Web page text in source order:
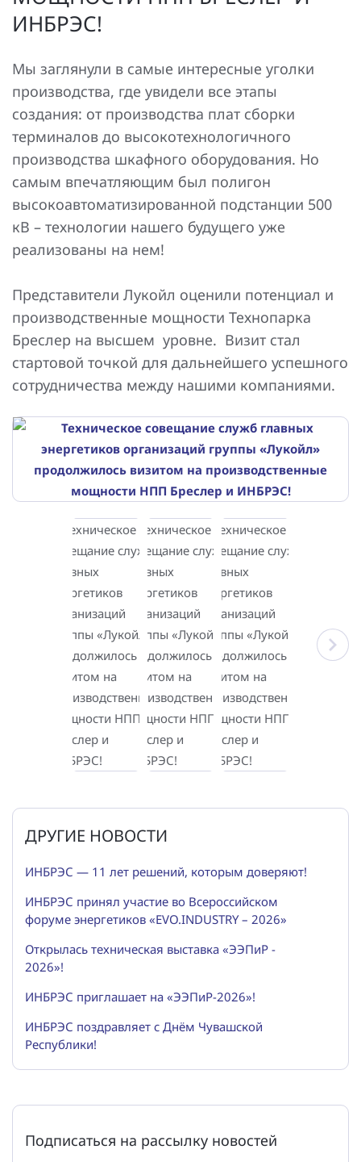
Повышение надежности электроснабжения
Шкафы РЗА 110-220 кВ
присоединений 6-35кВ
Сбор и анализ информации об аварийных событиях
Оборудование компенсации емкостных токов
Определение поврежденного фидера
БАВР
Промышленная автоматизация
ИНБРЭС!
Мы заглянули в самые интересные уголки
производства, где увидели все этапы
создания: от производства плат сборки
терминалов до высокотехнологичного
производства шкафного оборудования. Но
самым впечатляющим был полигон
высокоавтоматизированной подстанции 500
кВ – технологии нашего будущего уже
реализованы на нем!
Представители Лукойл оценили потенциал и
производственные мощности Технопарка
Бреслер на высшем уровне. Визит стал
стартовой точкой для дальнейшего успешного
сотрудничества между нашими компаниями.
ДРУГИЕ НОВОСТИ
ИНБРЭС — 11 лет решений, которым доверяют!
ИНБРЭС принял участие во Всероссийском
форуме энергетиков «EVO.INDUSTRY – 2026»
Открылась техническая выставка «ЭЭПиР -
2026»!
ИНБРЭС приглашает на «ЭЭПиР-2026»!
ИНБРЭС поздравляет с Днём Чувашской
Республики!
Подписаться на рассылку новостей